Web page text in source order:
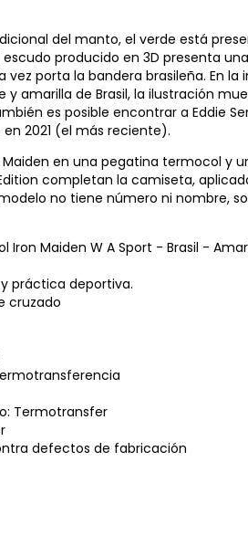
del manto, el verde está
escudo producido en 3D presenta
vez porta la bandera brasileña. En
amarilla de Brasil, la ilustración
es posible encontrar a Eddie
2021 (el más reciente).
en una pegatina termocol y
completan la camiseta,
no tiene número ni nombre,
Iron Maiden W A Sport - Brasil -
práctica deportiva.
cruzado
Termotransfer
defectos de fabricación